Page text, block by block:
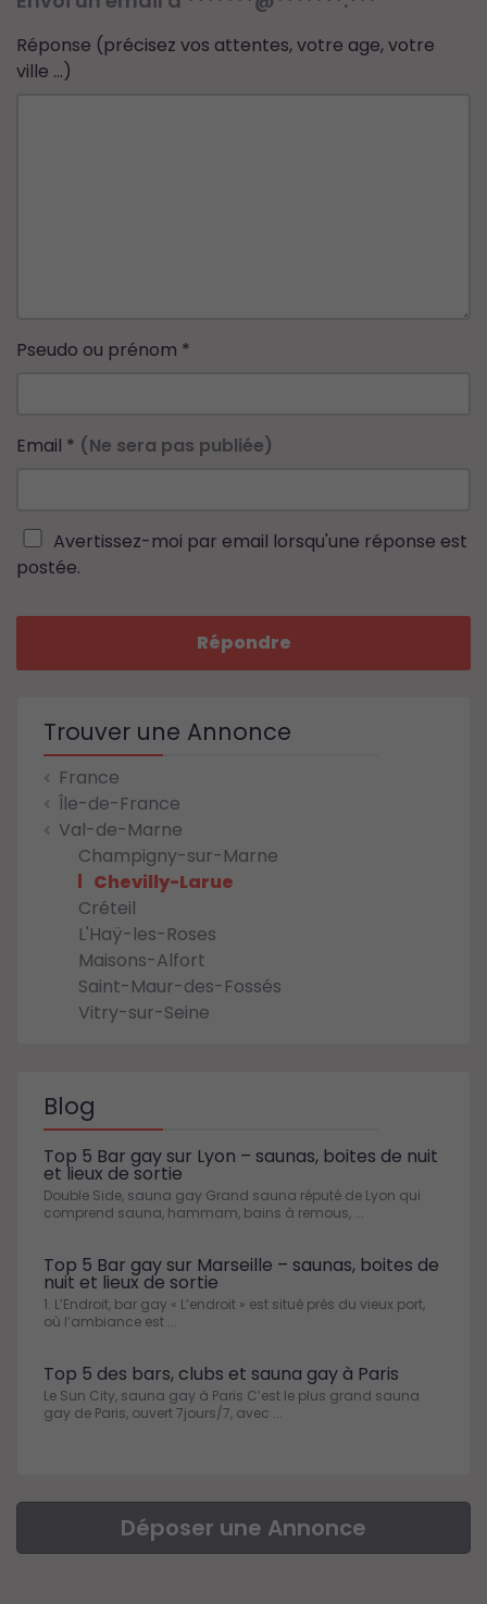
Réponse (précisez vos attentes, votre age, votre
ville ...)
Pseudo ou prénom *
Email * (Ne sera pas publiée)
Avertissez-moi par email lorsqu'une réponse est
postée.
Répondre
Trouver une Annonce
France
Île-de-France
Val-de-Marne
Champigny-sur-Marne
Chevilly-Larue
Créteil
L'Haÿ-les-Roses
Maisons-Alfort
Saint-Maur-des-Fossés
Vitry-sur-Seine
Blog
Top 5 Bar gay sur Lyon – saunas, boites de nuit
et lieux de sortie
Double Side, sauna gay Grand sauna réputé de Lyon qui
comprend sauna, hammam, bains à remous, ...
Top 5 Bar gay sur Marseille – saunas, boites de
nuit et lieux de sortie
1. L’Endroit, bar gay « L’endroit » est situé près du vieux port,
où l’ambiance est ...
Top 5 des bars, clubs et sauna gay à Paris
Le Sun City, sauna gay à Paris C’est le plus grand sauna
gay de Paris, ouvert 7jours/7, avec ...
Déposer une Annonce